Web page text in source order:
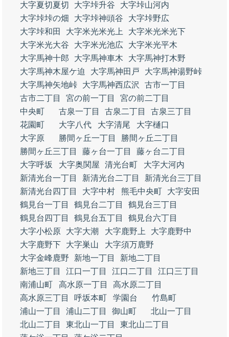
大字夏切夏切
大字垰升谷
大字垰山河内
大字垰垰の畑
大字垰神頭谷
大字垰野広
大字垰和田
大字米光米光上
大字米光米光下
大字米光大谷
大字米光池広
大字米光平木
大字馬神十郎
大字馬神車木
大字馬神打木野
大字馬神木屋ケ迫
大字馬神田戸
大字馬神湯野峠
大字馬神矢地峠
大字馬神西広沢
古市一丁目
古市二丁目
宮の前一丁目
宮の前二丁目
中央町
古泉一丁目 古泉二丁目
古泉三丁目
花園町
大字八代 大字清尾
大字樋口
大字原
勝間ヶ丘一丁目
勝間ヶ丘二丁目
勝間ヶ丘三丁目
藤ヶ台一丁目
藤ヶ台二丁目
大字呼坂
大字奥関屋 清光台町
大字大河内
新清光台一丁目
新清光台二丁目
新清光台三丁目
新清光台四丁目
大字中村 熊毛中央町
大字安田
鶴見台一丁目
鶴見台二丁目
鶴見台三丁目
鶴見台四丁目
鶴見台五丁目
鶴見台六丁目
大字小松原
大字大潮 大字鹿野上
大字鹿野中
大字鹿野下
大字巣山
大字須万鹿野
大字金峰鹿野
新地一丁目
新地二丁目
新地三丁目
江口一丁目 江口二丁目
江口三丁目
南浦山町
高水原一丁目
高水原二丁目
高水原三丁目
呼坂本町 学園台
竹島町
浦山一丁目
浦山二丁目 御山町
北山一丁目
北山二丁目
東北山一丁目
東北山二丁目